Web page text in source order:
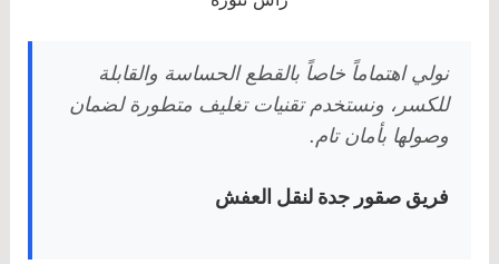
نولي اهتماماً خاصاً بالقطع الحساسة والقابلة
للكسر، ونستخدم تقنيات تغليف متطورة لضمان
وصولها بأمان تام.
فريق صقور جدة لنقل العفش